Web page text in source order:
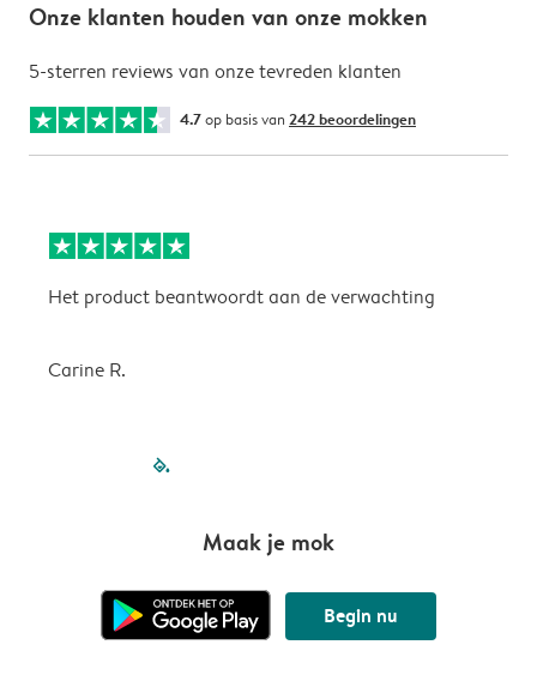
Onze klanten houden van onze mokken
5-sterren reviews van onze tevreden klanten
4.7op basis van 242 beoordelingen
Het product beantwoordt aan de verwachting
Carine R.
filled-pagination
Maak je mok
Begin nu